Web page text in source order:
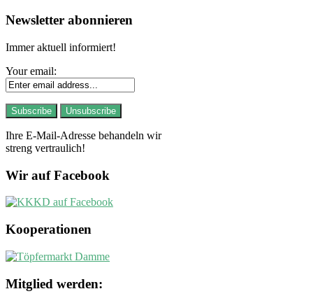
Newsletter abonnieren
Immer aktuell informiert!
Your email:
Ihre E-Mail-Adresse behandeln wir
streng vertraulich!
Wir auf Facebook
Kooperationen
Mitglied werden: